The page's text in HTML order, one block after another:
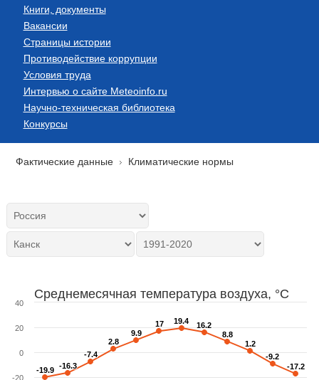
Книги, документы
Вакансии
Страницы истории
Противодействие коррупции
Условия труда
Интервью о сайте Meteoinfo.ru
Научно-техническая библиотека
Конкурсы
Фактические данные Климатические нормы
Среднемесячная температура воздуха, °C
-19.9
-19.9 -16.3
-16.3
-7.4
-7.4
2.8
2.8
9.9
9.9
17
17 19.4
19.4 16.2
16.2
8.8
8.8
1.2
1.2
-9.2
-9.2
-17.2
-17.2
-20
0
20
40